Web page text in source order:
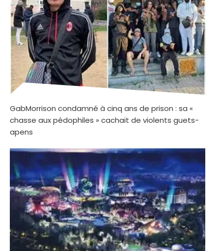
GabMorrison condamné à cinq ans de prison : sa «
chasse aux pédophiles » cachait de violents guets-
apens